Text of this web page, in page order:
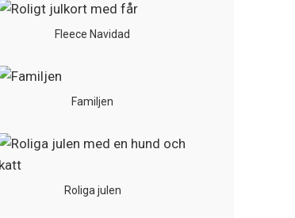
Fleece Navidad
Familjen
Roliga julen